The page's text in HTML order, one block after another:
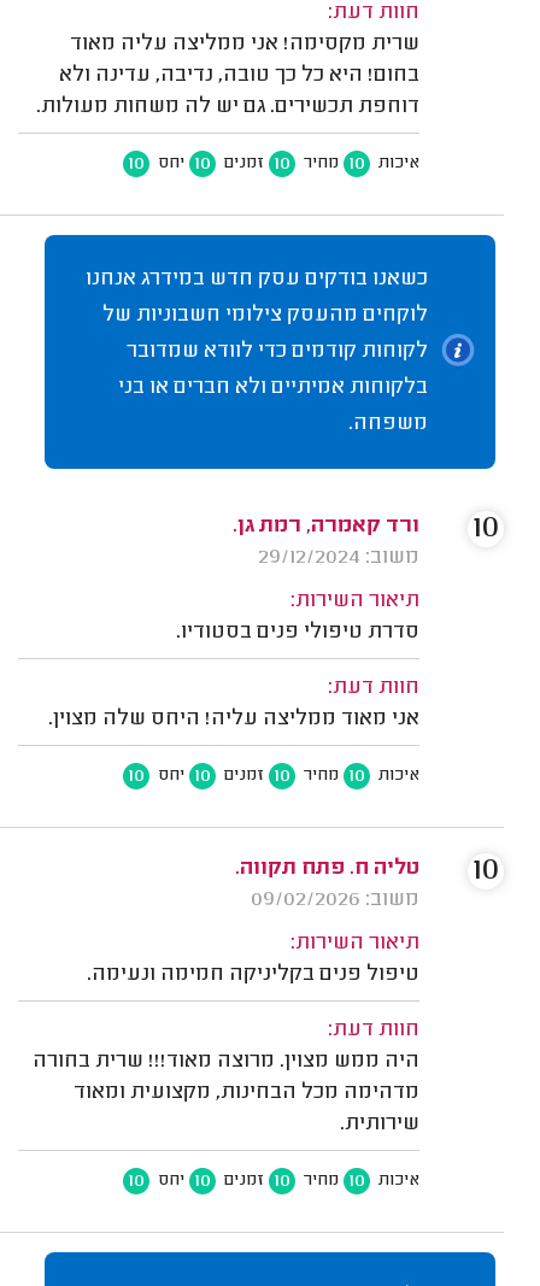
חוות דעת:
שרית מקסימה! אני ממליצה עליה מאוד
בחום! היא כל כך טובה, נדיבה, עדינה ולא
דוחפת תכשירים. גם יש לה משחות מעולות.
איכות 10 מחיר 10 זמנים 10 יחס 10
כשאנו בודקים עסק חדש במידרג אנחנו
לוקחים מהעסק צילומי חשבוניות של
לקוחות קודמים כדי לוודא שמדובר
בלקוחות אמיתיים ולא חברים או בני
משפחה.
ורד קאמרה, רמת גן.
משוב: 29/12/2024
תיאור השירות:
סדרת טיפולי פנים בסטודיו.
חוות דעת:
אני מאוד ממליצה עליה! היחס שלה מצוין.
איכות 10 מחיר 10 זמנים 10 יחס 10
10
טליה ח. פתח תקווה.
משוב: 09/02/2026
תיאור השירות:
טיפול פנים בקליניקה חמימה ונעימה.
חוות דעת:
היה ממש מצוין. מרוצה מאוד!!! שרית בחורה
מדהימה מכל הבחינות, מקצועית ומאוד
שירותית.
איכות 10 מחיר 10 זמנים 10 יחס 10
10